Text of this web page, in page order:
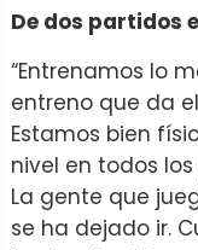
De dos partidos
“Entrenamos lo
entreno que da
Estamos bien
nivel en todos
La gente que
se ha dejado ir.